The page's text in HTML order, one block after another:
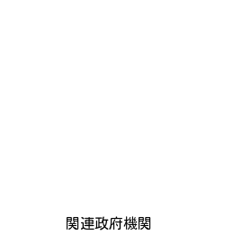
関連政府機関